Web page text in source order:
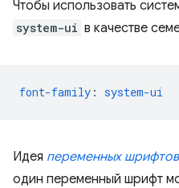
Чтобы использовать
system-ui в качестве
font-family : system-ui
Идея переменных шрифтов
один переменный шрифт